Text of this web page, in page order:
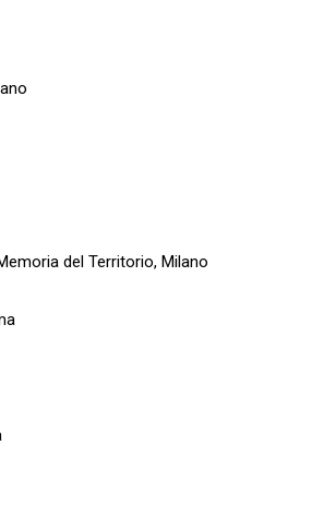
del Territorio, Milano